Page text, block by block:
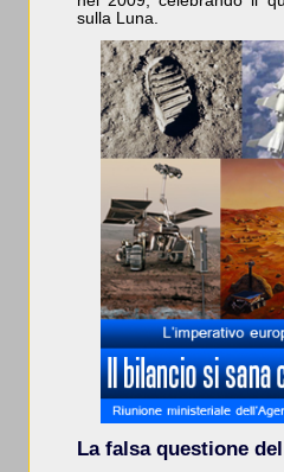
sulla Luna.
La falsa questione